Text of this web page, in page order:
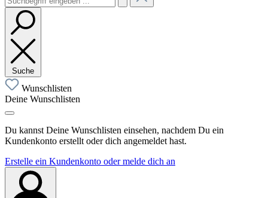
Suche
Wunschlisten
Deine Wunschlisten
Du kannst Deine Wunschlisten einsehen, nachdem Du ein
Kundenkonto erstellt oder dich angemeldet hast.
Erstelle ein Kundenkonto oder melde dich an